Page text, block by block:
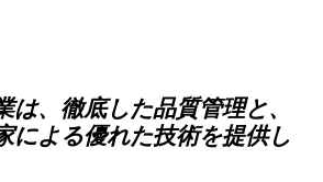
は、徹底した品質管理と、
による優れた技術を提供し